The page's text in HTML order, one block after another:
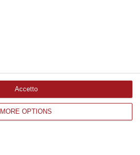
MORE OPTIONS
Accetto
testata giornalistica di News&Com S.r.l
Tutti i diritti riservati.